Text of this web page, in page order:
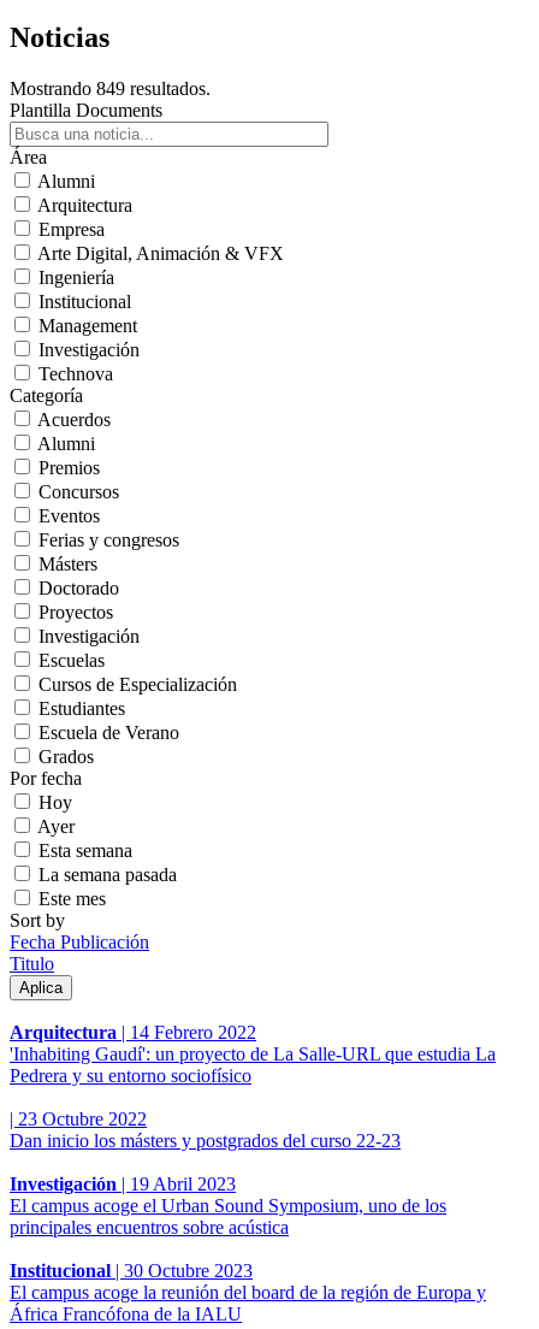
Noticias
Mostrando 849 resultados.
Plantilla Documents
Área
Alumni
Arquitectura
Empresa
Arte Digital, Animación & VFX
Ingeniería
Institucional
Management
Investigación
Technova
Categoría
Acuerdos
Alumni
Premios
Concursos
Eventos
Ferias y congresos
Másters
Doctorado
Proyectos
Investigación
Escuelas
Cursos de Especialización
Estudiantes
Escuela de Verano
Grados
Por fecha
Hoy
Ayer
Esta semana
La semana pasada
Este mes
Sort by
Fecha Publicación
Titulo
Arquitectura | 14 Febrero 2022
'Inhabiting Gaudí': un proyecto de La Salle-URL que estudia La
Pedrera y su entorno sociofísico
| 23 Octubre 2022
Dan inicio los másters y postgrados del curso 22-23
Investigación | 19 Abril 2023
El campus acoge el Urban Sound Symposium, uno de los
principales encuentros sobre acústica
Institucional | 30 Octubre 2023
El campus acoge la reunión del board de la región de Europa y
África Francófona de la IALU